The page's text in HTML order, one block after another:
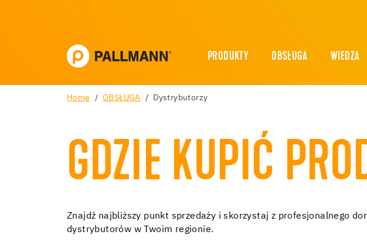
PRODUKTY OBSŁUGA WIEDZA
Home OBSŁUGA Dystrybutorzy
GDZIE KUPIĆ
Znajdź najbliższy punkt sprzedaży i skorzystaj z profesjonalnego
dystrybutorów w Twoim regionie.